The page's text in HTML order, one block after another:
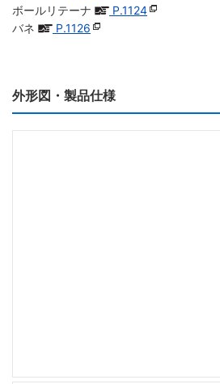
ボールリテーナ
P.1124
バネ
P.1126
外形図・製品仕様